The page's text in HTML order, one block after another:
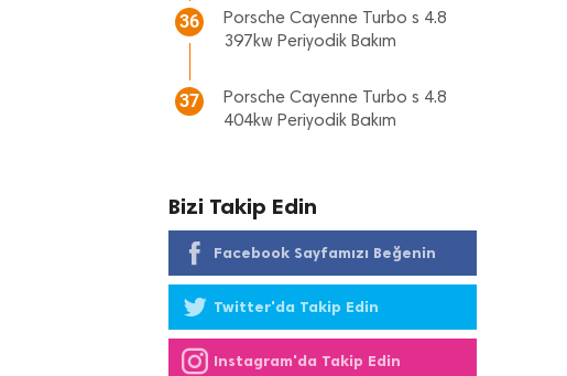
36
Porsche Cayenne Turbo s 4.8
397kw Periyodik Bakım
37
Porsche Cayenne Turbo s 4.8
404kw Periyodik Bakım
Bizi Takip Edin
Facebook Sayfamızı Beğenin
Twitter'da Takip Edin
Instagram'da Takip Edin